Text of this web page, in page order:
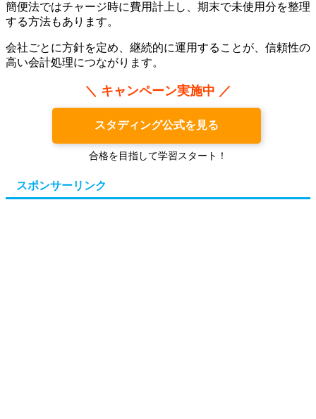
簡便法ではチャージ時に費用計上し、期末で未使用分を整理
する方法もあります。
会社ごとに方針を定め、継続的に運用することが、信頼性の
高い会計処理につながります。
＼ キャンペーン実施中 ／
スタディング公式を見る
合格を目指して学習スタート！
スポンサーリンク